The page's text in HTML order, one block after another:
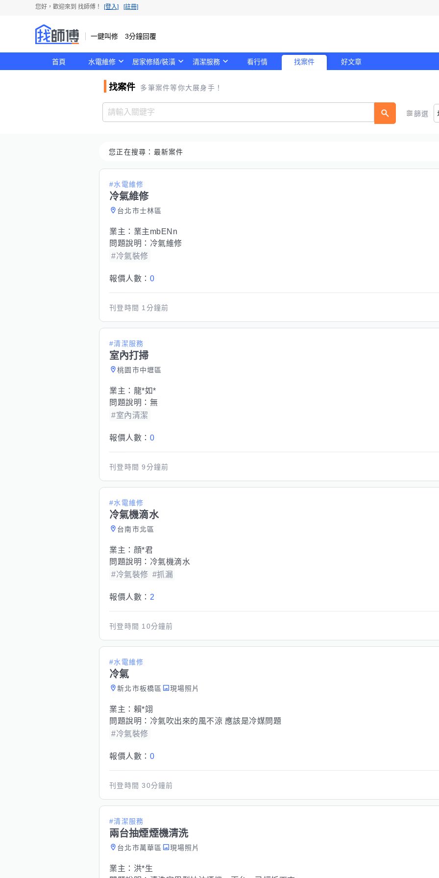
您好，歡迎來到 找師傅 ！ [登入] [註冊]
一鍵叫修 3分鐘回覆
首頁 水電維修 居家修繕/裝潢 清潔服務 看行情 找案件 好文章
找案件 多筆案件等你大展身手！
篩選
您正在搜尋： 最新案件
#水電維修
冷氣維修
台北市士林區
業主： 業主mbENn
問題說明： 冷氣維修
#冷氣裝修
報價人數： 0
刊登時間 1分鐘前
#清潔服務
室內打掃
桃園市中壢區
業主： 龍*如*
問題說明： 無
#室內清潔
報價人數： 0
刊登時間9分鐘前
#水電維修
冷氣機滴水
台南市北區
業主： 顔*君
問題說明： 冷氣機滴水
#冷氣裝修 #抓漏
報價人數： 2
刊登時間 10分鐘前
#水電維修
冷氣
新北市板橋區 現場照片
業主： 賴*翊
問題說明： 冷氣吹出來的風不涼 應該是冷媒問題
#冷氣裝修
報價人數： 0
刊登時間30分鐘前
#清潔服務
兩台抽煙煙機清洗
台北市萬華區 現場照片
業主： 洪*生